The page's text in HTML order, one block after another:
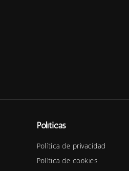
Políticas
Política de privacidad
Política de cookies